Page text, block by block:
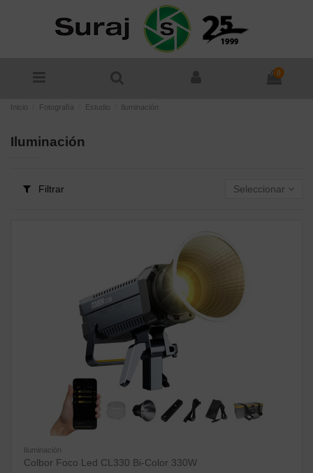
0
Inicio Fotografía Estudio Iluminación
Iluminación
Filtrar Seleccionar
Iluminación
Colbor Foco Led CL330 Bi-Color 330W